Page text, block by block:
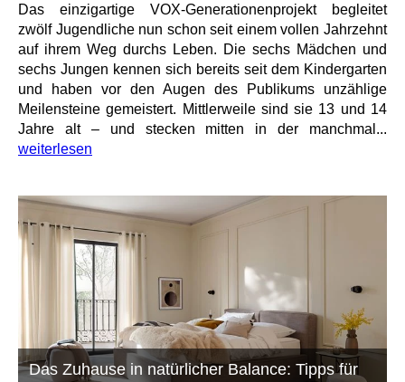
Das einzigartige VOX-Generationenprojekt begleitet
zwölf Jugendliche nun schon seit einem vollen Jahrzehnt
auf ihrem Weg durchs Leben. Die sechs Mädchen und
sechs Jungen kennen sich bereits seit dem Kindergarten
und haben vor den Augen des Publikums unzählige
Meilensteine gemeistert. Mittlerweile sind sie 13 und 14
Jahre alt – und stecken mitten in der manchmal...
weiterlesen
Das Zuhause in natürlicher Balance: Tipps für